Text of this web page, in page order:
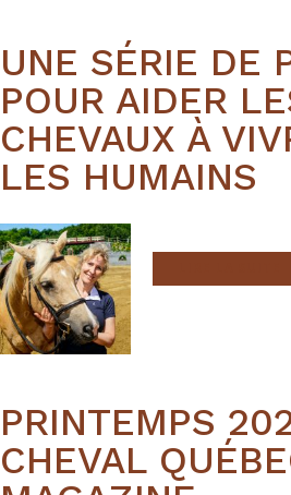
UNE SÉRIE DE
POUR AIDER
CHEVAUX À
LES HUMAINS
PRINTEMPS
CHEVAL